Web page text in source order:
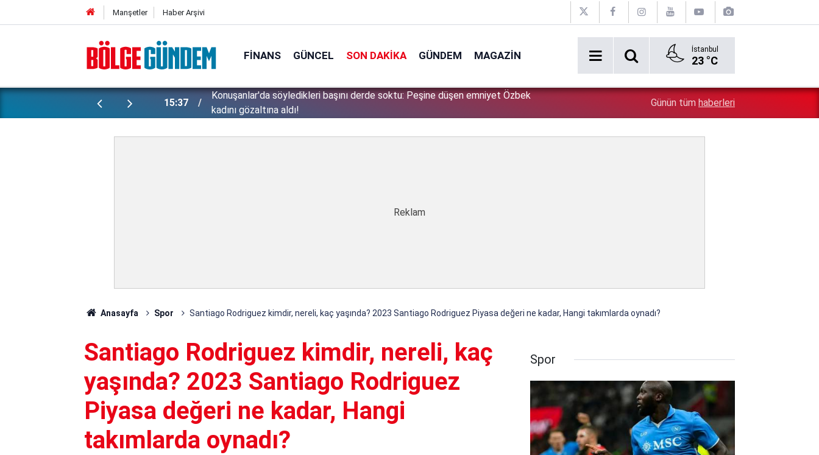
Manşetler Haber Arşivi
FINANS GÜNCEL SON DAKIKA GÜNDEM MAGAZIN İstanbul
23 °C
ünlü futbolcu Lukaku için harekete
15:37
Konuşanlar'da söyledikleri başını derde soktu: Peşine düşen emniyet Özbek
kadını gözaltına aldı!
Çin'in gözü doymuyor: Altın rezervleri doldu taştı!
Günün tüm haberleri
Anasayfa Spor Santiago Rodriguez kimdir, nereli, kaç yaşında? 2023 Santiago Rodriguez Piyasa değeri ne kadar, Hangi takımlarda oynadı?
Santiago Rodriguez kimdir, nereli, kaç
yaşında? 2023 Santiago Rodriguez
Piyasa değeri ne kadar, Hangi
takımlarda oynadı?
Spor